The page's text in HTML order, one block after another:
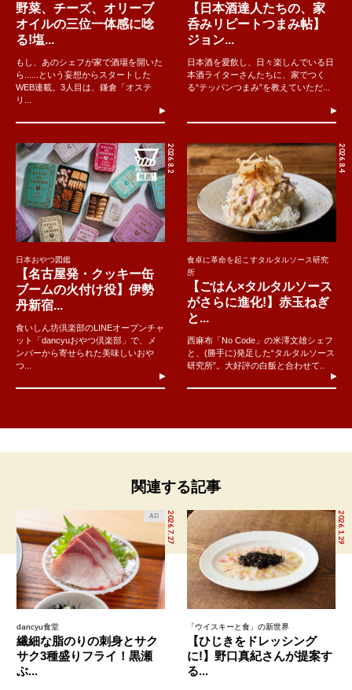
野菜、チーズ、オリーブ
オイルの三位一体感に唸
る!塩...
もし、あのシェフが家で酒場を開いた
ら......という妄想からスタートした
WEB連載。3人目は、鎌倉「オステ
リ...
【日本酒達人たちの、家
呑みリピートつまみ帖】
ジョン...
日本酒を愛飲し、日々楽しんでいる日
本酒ライターさんたちに、家でつく
る“テッパンつまみ”を教えていただ...
2026.8.2
日本おやつ図鑑
【名古屋発・クッキー缶
ブームの火付け役】伊勢
丹新宿...
食いしん坊倶楽部のLINEオープンチャ
ット「dancyuおやつ倶楽部」で、メ
ンバーから寄せられた美味しいおや
つ...
2026.8.4
食卓に革命を起こすタルタルソース研究
所
【ごはん×タルタルソース
がさらに進化!】赤玉ねぎ
と...
西麻布「No Code」の米澤文雄シェフ
と、(勝手に)発足した“タルタルソース
研究所”。大好評の白飯と合わせて..
関連する記事
2026.7.27
AD
dancyu食堂
繊細な脂のりの刺身とサク
サク3種盛りフライ！黒瀬
ぶ...
2026.1.29
「ウイスキーと食」の新世界
【ひじきをドレッシング
に!】野口真紀さんが提案す
る...